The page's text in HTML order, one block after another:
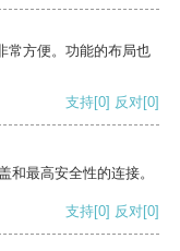
常方便。功能的布局也
支持[0] 反对[0]
和最高安全性的连接。
支持[0] 反对[0]